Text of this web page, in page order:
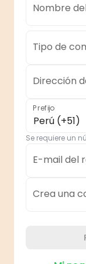
Nombre
Tipo de
Dirección
Prefijo
Perú (+51)
Se requiere un
E-mail del
Crea una